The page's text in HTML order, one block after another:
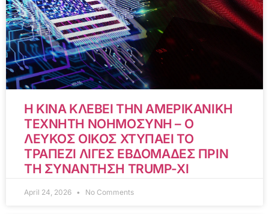
Η ΚΙΝΑ ΚΛΕΒΕΙ ΤΗΝ ΑΜΕΡΙΚΑΝΙΚΗ
ΤΕΧΝΗΤΗ ΝΟΗΜΟΣΥΝΗ – Ο
ΛΕΥΚΟΣ ΟΙΚΟΣ ΧΤΥΠΑΕΙ ΤΟ
ΤΡΑΠΕΖΙ ΛΙΓΕΣ ΕΒΔΟΜΑΔΕΣ ΠΡΙΝ
ΤΗ ΣΥΝΑΝΤΗΣΗ TRUMP-XI
April 24, 2026 No Comments